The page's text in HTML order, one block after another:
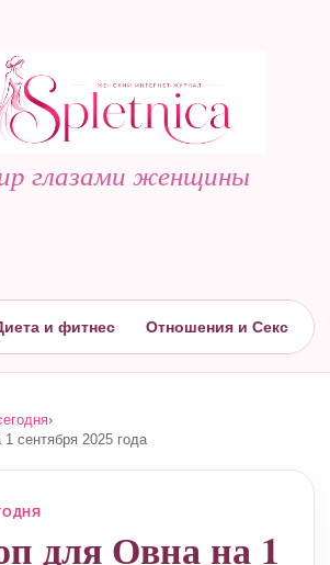
глазами женщины
и фитнес Отношения и Секс
›
сентября 2025 года
для Овна на 1